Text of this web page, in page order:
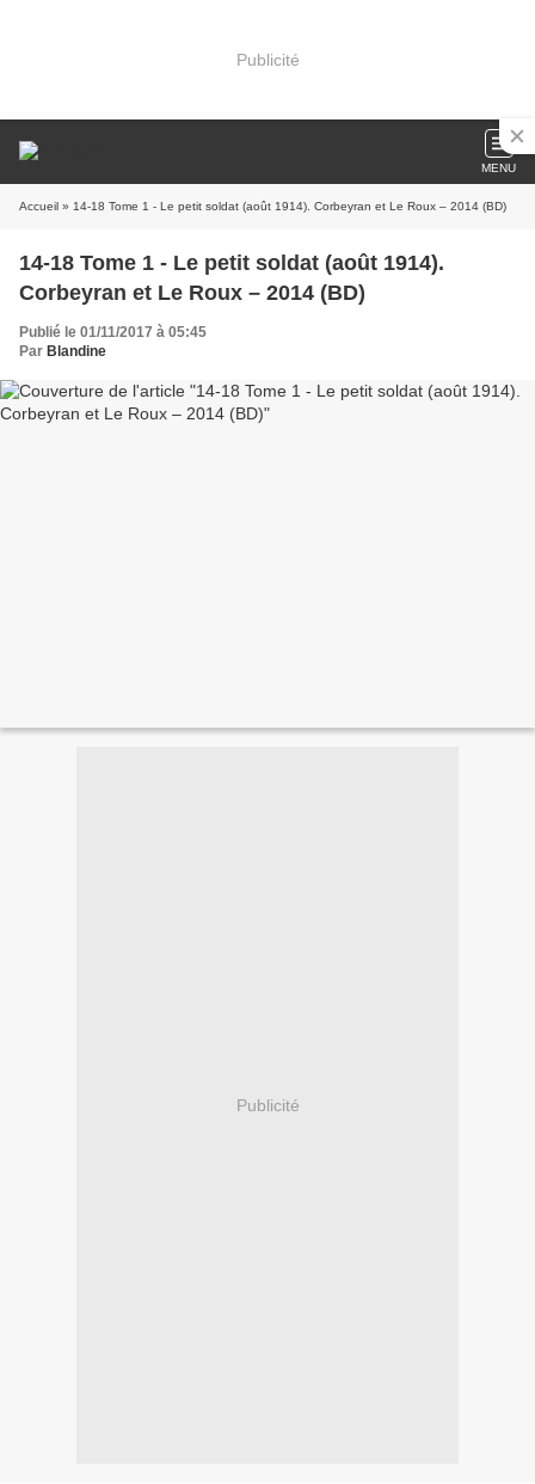
Publicité
MENU
Accueil » 14-18 Tome 1 - Le petit soldat (août 1914). Corbeyran et Le Roux – 2014 (BD)
14-18 Tome 1 - Le petit soldat (août 1914).
Corbeyran et Le Roux – 2014 (BD)
Publié le 01/11/2017 à 05:45
Par Blandine
Publicité